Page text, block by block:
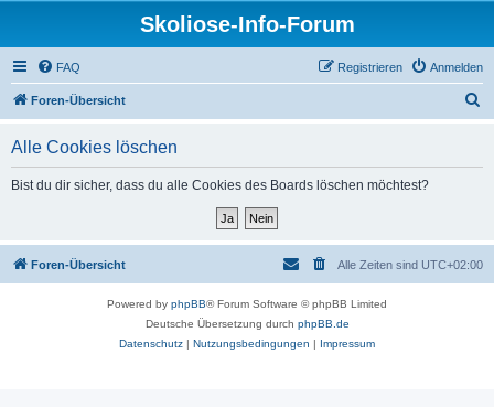
Skoliose-Info-Forum
FAQ Anmelden
Registrieren
Foren-Übersicht
Alle Cookies löschen
Bist du dir sicher, dass du alle Cookies des Boards löschen möchtest?
Foren-Übersicht Alle Zeiten sind UTC+02:00
Powered by phpBB® Forum Software © phpBB Limited
Deutsche Übersetzung durch phpBB.de
Datenschutz | Nutzungsbedingungen | Impressum